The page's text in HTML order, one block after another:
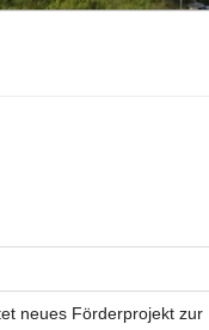
neues Förderprojekt zur